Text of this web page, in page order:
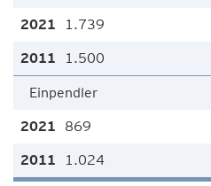
1.739
1.500
Einpendler
869
1.024